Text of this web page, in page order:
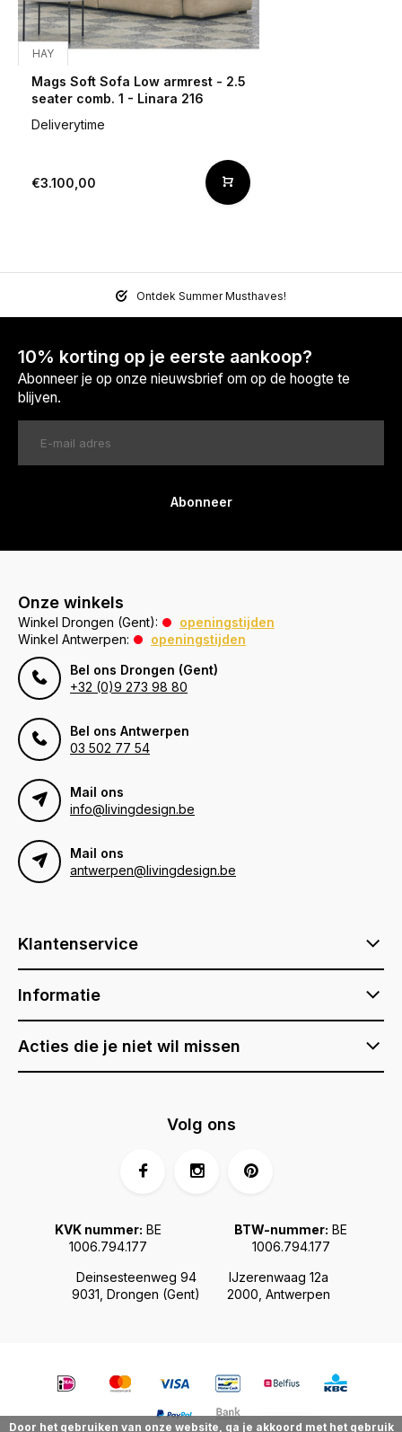
HAY
Mags Soft Sofa Low armrest - 2.5
seater comb. 1 - Linara 216
Deliverytime
€3.100,00
Ontdek Summer Musthaves!
10% korting op je eerste aankoop?
Abonneer je op onze nieuwsbrief om op de hoogte te
blijven.
Abonneer
Onze winkels
Winkel Drongen (Gent):
openingstijden
Winkel Antwerpen:
openingstijden
Bel ons Drongen (Gent)
+32 (0)9 273 98 80
Bel ons Antwerpen
03 502 77 54
Mail ons
info@livingdesign.be
Mail ons
antwerpen@livingdesign.be
Klantenservice
Informatie
Acties die je niet wil missen
Deinsesteenweg 94
9031, Drongen (Gent)
IJzerenwaag 12a
2000, Antwerpen
KVK nummer: BE
1006.794.177
BTW-nummer: BE
1006.794.177
Volg ons
Door het gebruiken van onze website, ga je akkoord met het gebruik